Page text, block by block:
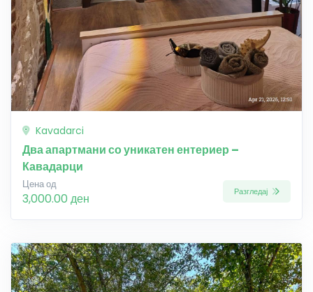
Kavadarci
Два апартмани со уникатен ентериер –
Кавадарци
Цена од
3,000.00 ден Разгледај